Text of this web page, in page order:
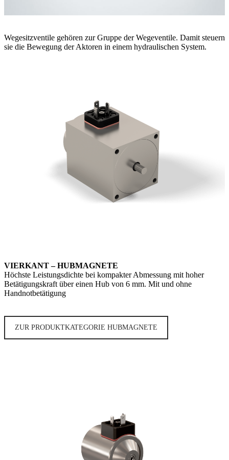
Wegesitzventile gehören zur Gruppe der Wegeventile. Damit steuern
sie die Bewegung der Aktoren in einem hydraulischen System.
VIERKANT – HUBMAGNETE
Höchste Leistungsdichte bei kompakter Abmessung mit hoher
Betätigungskraft über einen Hub von 6 mm. Mit und ohne
Handnotbetätigung
ZUR PRODUKTKATEGORIE HUBMAGNETE